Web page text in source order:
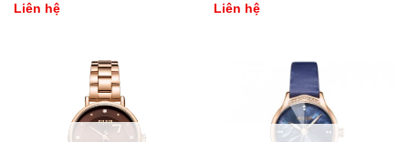
Liên hệ
Liên hệ